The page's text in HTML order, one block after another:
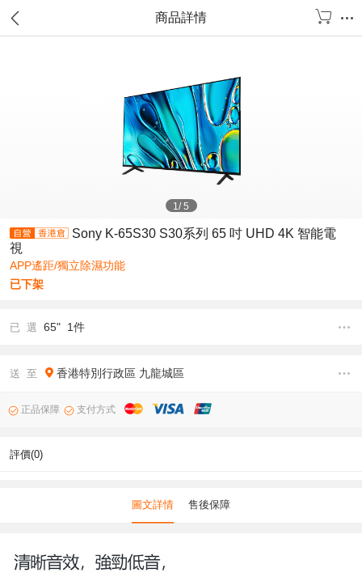
商品詳情
1/5
Sony K-65S30 S30系列 65 吋 UHD 4K 智能電
視
APP遙距/獨立除濕功能
已下架
已 選 65" 1件
送 至 香港特別行政區 九龍城區
正品保障 支付方式
評價(0)
圖文詳情 售後保障